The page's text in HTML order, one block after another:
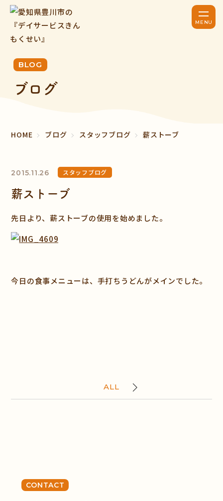
BLOG
ブログ
HOME ブログ スタッフブログ 薪ストーブ
2015.11.26 スタッフブログ
薪ストーブ
先日より、薪ストーブの使用を始めました。
今日の食事メニューは、手打ちうどんがメインでした。
ALL
CONTACT